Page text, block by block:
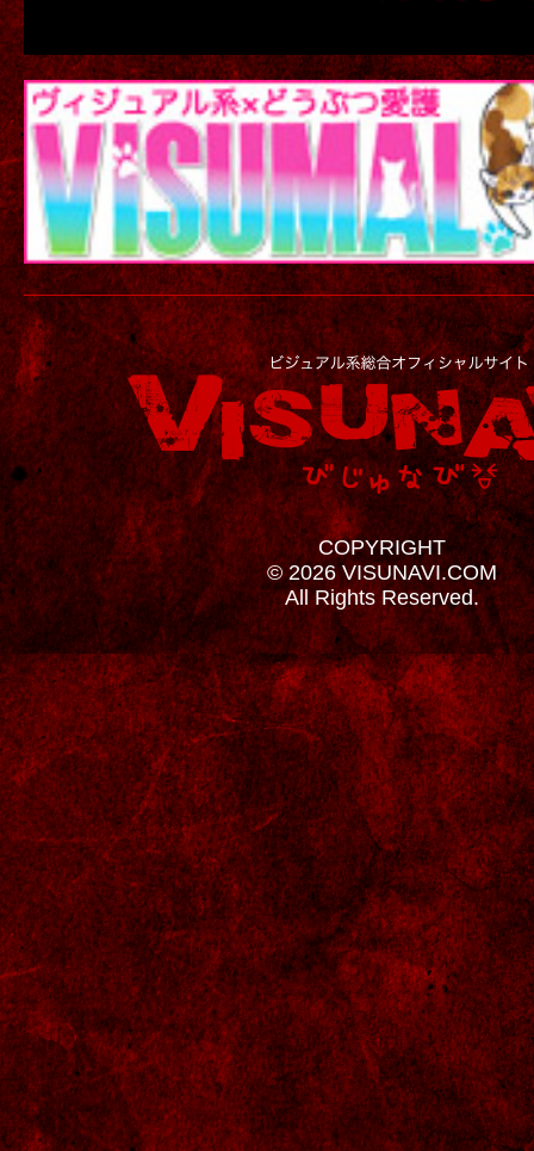
COPYRIGHT
© 2026 VISUNAVI.COM
All Rights Reserved.